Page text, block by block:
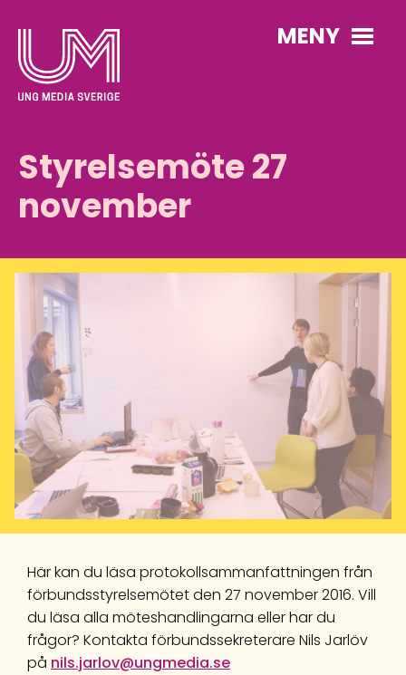
MENY
Styrelsemöte 27
november
Här kan du läsa protokollsammanfattningen från
förbundsstyrelsemötet den 27 november 2016. Vill
du läsa alla möteshandlingarna eller har du
frågor? Kontakta förbundssekreterare Nils Jarlöv
på nils.jarlov@ungmedia.se